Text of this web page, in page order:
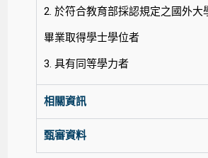
2. 於符合教育部採認規定之國外大
畢業取得學士學位者
3. 具有同等學力者
相關資訊
甄審資料